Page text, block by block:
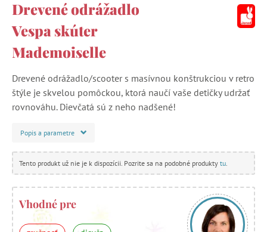
Drevené odrážadlo
Vespa skúter
Mademoiselle
Drevené odrážadlo/scooter s masívnou konštrukciou v retro
štýle je skvelou pomôckou, ktorá naučí vaše detičky udržať
rovnováhu. Dievčatá sú z neho nadšené!
Popis a parametre
Tento produkt už nie je k dispozícii. Pozrite sa na podobné produkty tu
Vhodné pre